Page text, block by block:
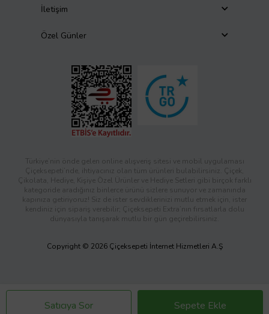
Satıcıya Sor Sepete Ekle
İletişim
Özel Günler
Türkiye’nin önde gelen online alışveriş sitesi ve mobil uygulaması
Çiçeksepeti’nde, ihtiyacınız olan tüm ürünleri bulabilirsiniz. Çiçek,
Çikolata, Hediye, Kişiye Özel Ürünler ve Hediye Setleri gibi birçok farklı
kategoride aradığınız binlerce ürünü sizlere sunuyor ve zamanında
kapınıza getiriyoruz! Siz de ister sevdiklerinizi mutlu etmek için, ister
kendiniz için sipariş verebilir; Çiçeksepeti Extra’nın fırsatlarla dolu
dünyasıyla tanışarak mutlu bir gün geçirebilirsiniz.
Copyright © 2026 Çiçeksepeti İnternet Hizmetleri A.Ş